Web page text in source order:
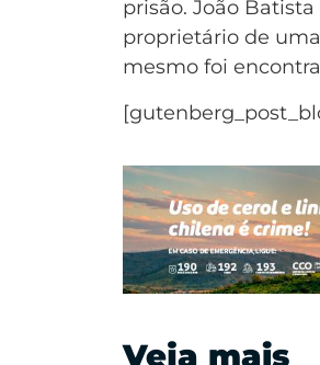
prisão. João
proprietário de
mesmo foi
Veja mais